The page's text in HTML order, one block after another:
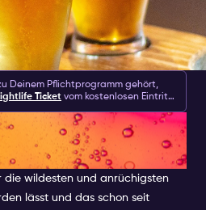
Deinem Pflichtprogramm gehört,
Ticket vom kostenlosen Eintritt
Bier bei Dir nicht höchste Priorität
und Veranstaltungsorte zur
€ 10 für zwei Tagen kostenlosen
des einzigartigen Nachtlebens
BIER
LISTE
die wildesten und anrüchigsten
lässt und das schon seit